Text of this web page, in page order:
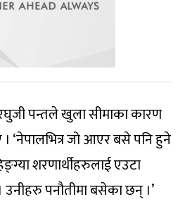
पन्तले खुला सीमाका कारण
‘नेपालभित्र जो आएर बसे पनि हुने
शरणार्थीहरुलाई एउटा
पनौतीमा बसेका छन् ।’